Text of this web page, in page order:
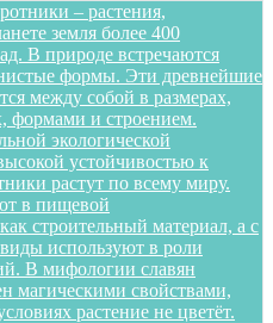
– растения,
земля более 400
В природе встречаются
формы. Эти древнейшие
между собой в размерах,
формами и строением.
экологической
устойчивостью к
растут по всему миру.
в пищевой
строительный материал, а с
используют в роли
В мифологии славян
магическими свойствами,
растение не цветёт.